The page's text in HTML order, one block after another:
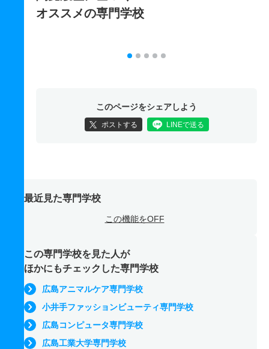
オススメの専門学校
このページをシェアしよう
ポストする LINEで送る
最近見た専門学校
この機能をOFF
この専門学校を見た人が
ほかにもチェックした専門学校
広島アニマルケア専門学校
小井手ファッションビューティ専門学校
広島コンピュータ専門学校
広島工業大学専門学校